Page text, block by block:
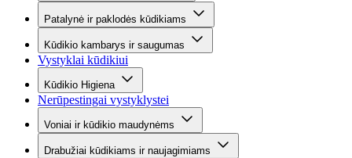
Patalynė ir paklodės kūdikiams
Kūdikio kambarys ir saugumas
Vystyklai kūdikiui
Kūdikio Higiena
Nerūpestingai vystyklystei
Voniai ir kūdikio maudynėms
Drabužiai kūdikiams ir naujagimiams